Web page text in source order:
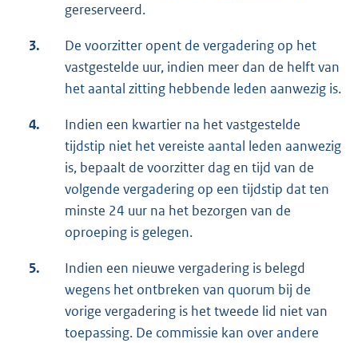
gereserveerd.
3.
De voorzitter opent de vergadering op het
vastgestelde uur, indien meer dan de helft van
het aantal zitting hebbende leden aanwezig is.
4.
Indien een kwartier na het vastgestelde
tijdstip niet het vereiste aantal leden aanwezig
is, bepaalt de voorzitter dag en tijd van de
volgende vergadering op een tijdstip dat ten
minste 24 uur na het bezorgen van de
oproeping is gelegen.
5.
Indien een nieuwe vergadering is belegd
wegens het ontbreken van quorum bij de
vorige vergadering is het tweede lid niet van
toepassing. De commissie kan over andere